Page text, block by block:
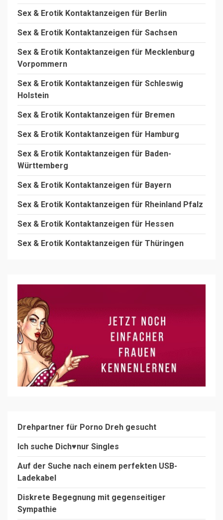
Sex & Erotik Kontaktanzeigen für Berlin
Sex & Erotik Kontaktanzeigen für Sachsen
Sex & Erotik Kontaktanzeigen für Mecklenburg
Vorpommern
Sex & Erotik Kontaktanzeigen für Schleswig
Holstein
Sex & Erotik Kontaktanzeigen für Bremen
Sex & Erotik Kontaktanzeigen für Hamburg
Sex & Erotik Kontaktanzeigen für Baden-
Württemberg
Sex & Erotik Kontaktanzeigen für Bayern
Sex & Erotik Kontaktanzeigen für Rheinland Pfalz
Sex & Erotik Kontaktanzeigen für Hessen
Sex & Erotik Kontaktanzeigen für Thüringen
Drehpartner für Porno Dreh gesucht
Ich suche Dich♥️nur Singles
Auf der Suche nach einem perfekten USB-
Ladekabel
Diskrete Begegnung mit gegenseitiger
Sympathie